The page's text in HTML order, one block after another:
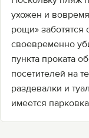
ухожен и
рощи»
своевременно
пункта проката
посетителей на
раздевалки и
имеется